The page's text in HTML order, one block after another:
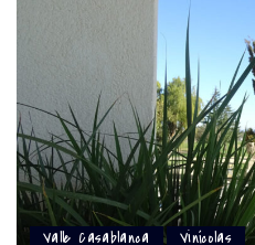
Valle Casablanca Vinícolas